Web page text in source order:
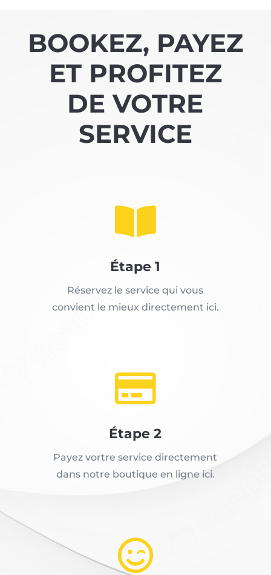
BOOKEZ, PAYEZ
ET PROFITEZ
DE VOTRE
SERVICE

Étape 1
Réservez le service qui vous
convient le mieux directement ici.

Étape 2
Payez vortre service directement
dans notre boutique en ligne ici.
